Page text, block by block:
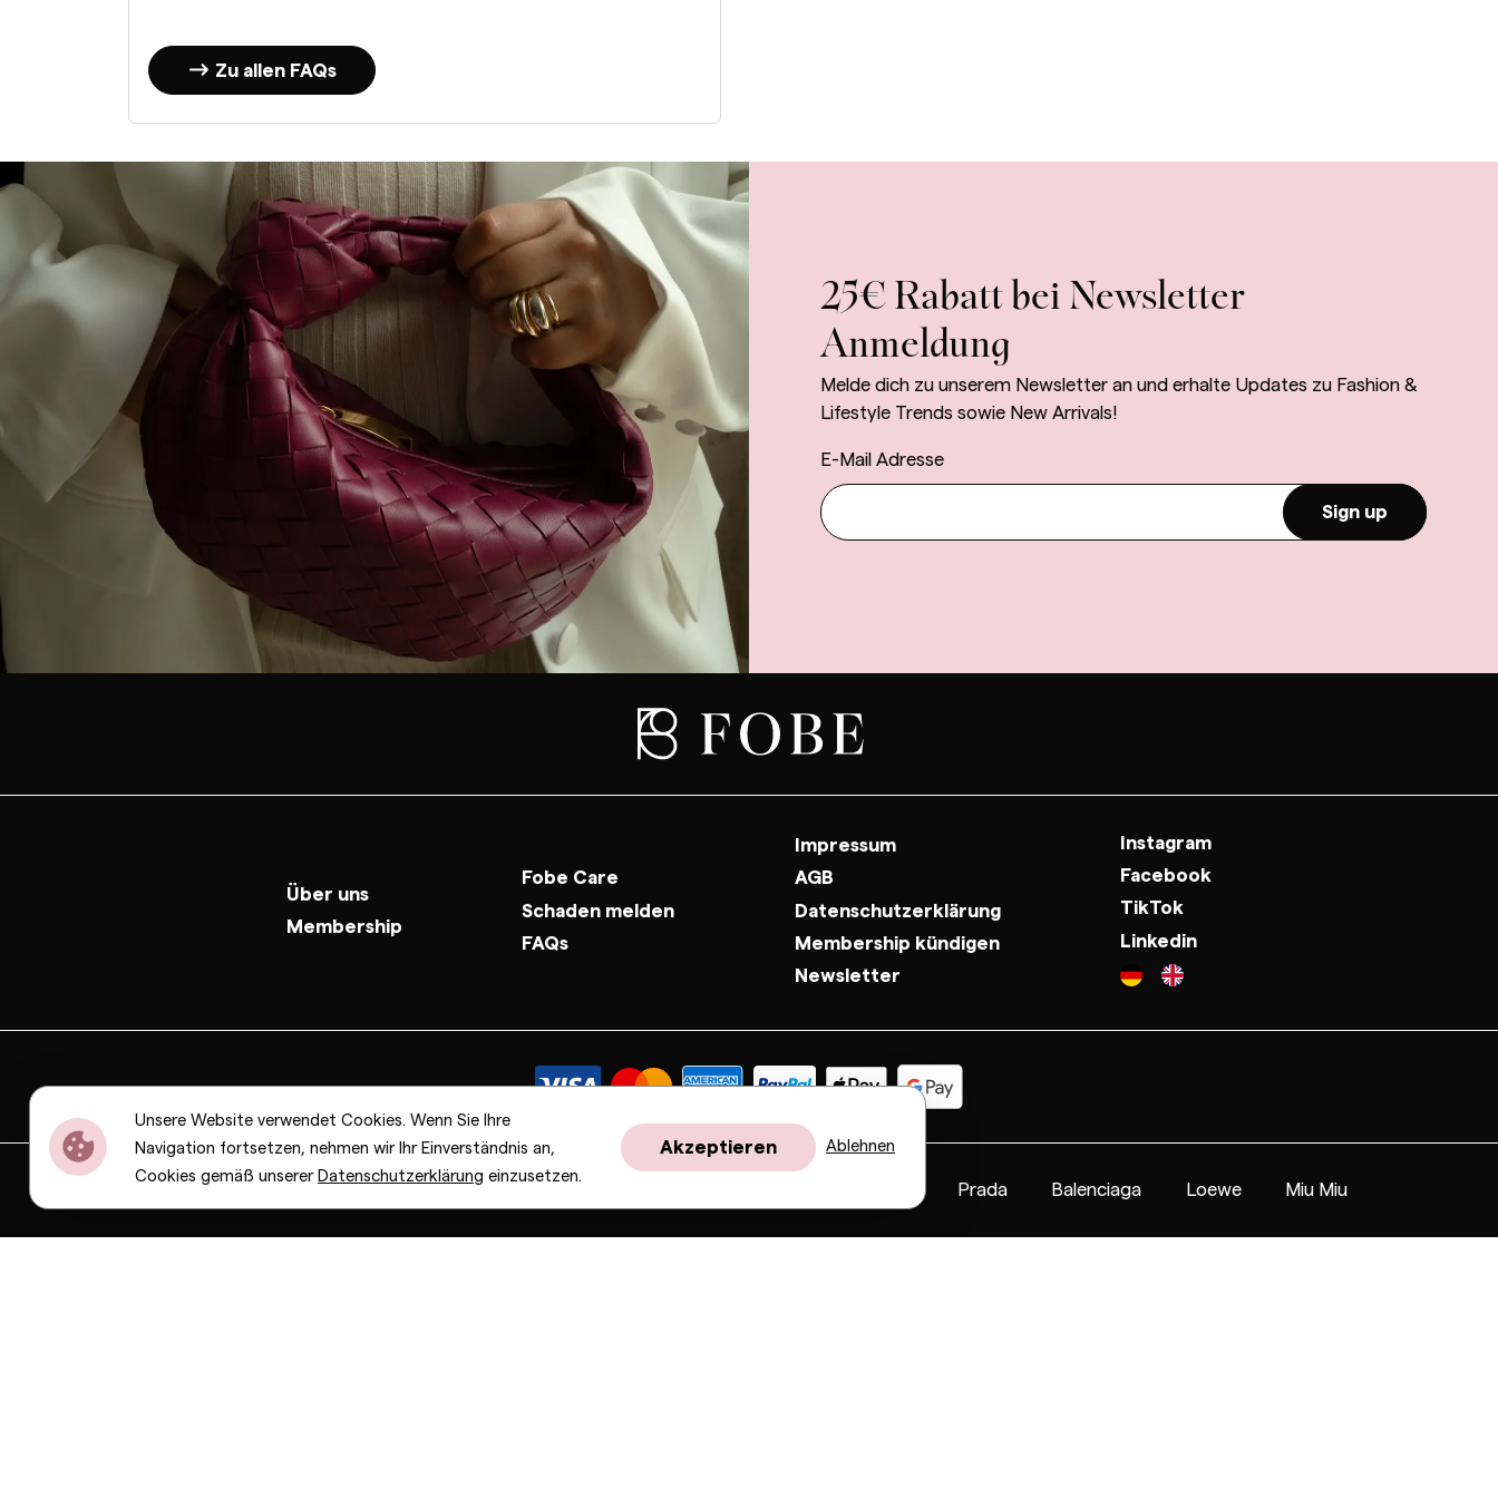
Zu allen FAQs
25€ Rabatt bei Newsletter
Anmeldung
Melde dich zu unserem Newsletter an und erhalte Updates zu Fashion &
Lifestyle Trends sowie New Arrivals!
E-Mail Adresse
Sign up
Über uns
Membership
Fobe Care
Schaden melden
FAQs
Impressum
AGB
Datenschutzerklärung
Membership kündigen
Newsletter
Instagram
Facebook
TikTok
Linkedin
Bottega Veneta Celine Prada Balenciaga Loewe Miu Miu
Unsere Website verwendet Cookies. Wenn Sie Ihre
Navigation fortsetzen, nehmen wir Ihr Einverständnis an,
Cookies gemäß unserer Datenschutzerklärung einzusetzen.
Akzeptieren Ablehnen